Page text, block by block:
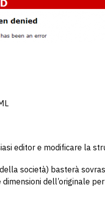
editor e modificare la
società) basterà
dell’originale